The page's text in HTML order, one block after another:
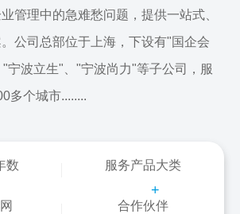
管理中的急难愁问题，提供一站式、
公司总部位于上海，下设有"国企会
宁波立生"、"宁波尚力"等子公司，服
多个城市........
数 服务产品大类
+
合作伙伴